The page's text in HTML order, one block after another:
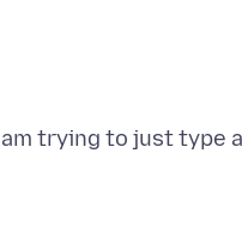
trying to just type